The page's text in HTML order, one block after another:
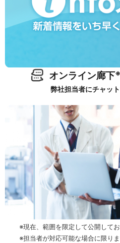
オンライン廊下※
弊社担当者にチャッ
※現在、範囲を限定して公開してお
※担当者が対応可能な場合に限りま